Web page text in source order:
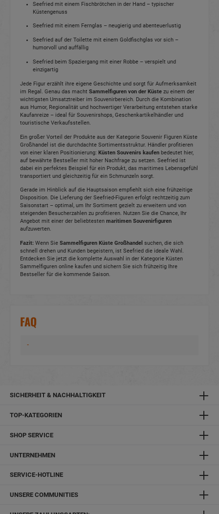
Seefried mit einem Fischbrötchen in der Hand – typischer
Küstengenuss
Seefried mit einem Fernglas – neugierig und abenteuerlustig
Seefried auf der Toilette mit einem Goldfischglas vor sich –
humorvoll und auffällig
Seefried beim Spaziergang mit einer Robbe – verspielt und
einzigartig
Jede Figur erzählt ihre eigene Geschichte und sorgt für Aufmerksamkeit
im Regal. Genau das macht Sammelfiguren von der Küste zu einem der
wichtigsten Umsatztreiber im Souvenirbereich. Durch die Kombination
aus Humor, Regionalität und hochwertiger Verarbeitung entstehen starke
Kaufanreize – ideal für Souvenirshops, Geschenkartikelhändler und
touristische Verkaufsstellen.
Ein großer Vorteil der Produkte aus der Kategorie Souvenir Figuren Küste
Großhandel ist die durchdachte Sortimentsstruktur. Händler profitieren
von einer klaren Positionierung: Küsten Souvenirs kaufen bedeutet hier,
auf bewährte Bestseller mit hoher Nachfrage zu setzen. Seefried ist
dabei ein perfektes Beispiel für ein Produkt, das maritimes Lebensgefühl
transportiert und gleichzeitig für ein Schmunzeln sorgt.
Gerade im Hinblick auf die Hauptsaison empfiehlt sich eine frühzeitige
Disposition. Die Lieferung der Seefried-Figuren erfolgt rechtzeitig zum
Saisonstart – optimal, um Ihr Sortiment gezielt zu erweitern und von
steigenden Besucherzahlen zu profitieren. Nutzen Sie die Chance, Ihr
Angebot mit einer der beliebtesten maritimen Souvenirfiguren
aufzuwerten.
Fazit: Wenn Sie Sammelfiguren Küste Großhandel suchen, die sich
schnell drehen und Kunden begeistern, ist Seefried die ideale Wahl.
Entdecken Sie jetzt die komplette Auswahl in der Kategorie Küsten
Sammelfiguren online kaufen und sichern Sie sich frühzeitig Ihre
Bestseller für die kommende Saison.
FAQ
-
SICHERHEIT & NACHHALTIGKEIT
TOP-KATEGORIEN
SHOP SERVICE
UNTERNEHMEN
SERVICE-HOTLINE
UNSERE COMMUNITIES